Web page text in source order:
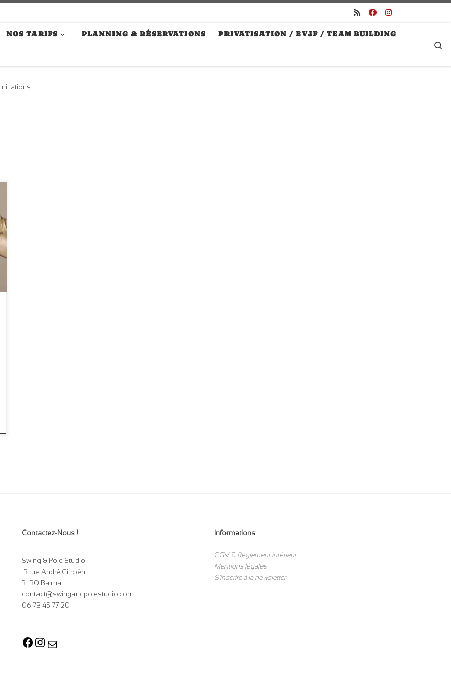
NOS TARIFS PLANNING & RÉSERVATIONS PRIVATISATION / EVJF / TEAM BUILDING
initiations
Contactez-Nous !
Swing & Pole Studio
13 rue André Citroën
31130 Balma
contact@swingandpolestudio.com
06 73 45 77 20
Facebook
Instagram
Informations
CGV & Règlement intérieur
Mentions légales
S'inscrire à la newsletter